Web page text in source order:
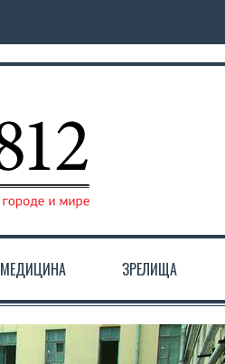
МЕДИЦИНА ЗРЕЛИЩА